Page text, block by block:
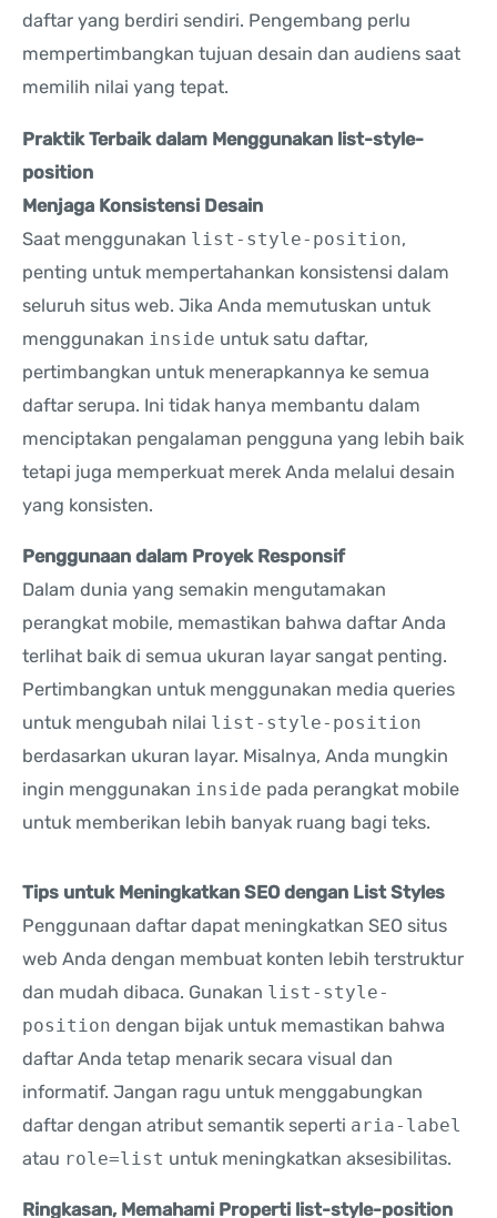
daftar yang berdiri sendiri. Pengembang perlu
mempertimbangkan tujuan desain dan audiens saat
memilih nilai yang tepat.
Praktik Terbaik dalam Menggunakan list-style-
position
Menjaga Konsistensi Desain
Saat menggunakan list-style-position,
penting untuk mempertahankan konsistensi dalam
seluruh situs web. Jika Anda memutuskan untuk
menggunakan inside untuk satu daftar,
pertimbangkan untuk menerapkannya ke semua
daftar serupa. Ini tidak hanya membantu dalam
menciptakan pengalaman pengguna yang lebih baik
tetapi juga memperkuat merek Anda melalui desain
yang konsisten.
Penggunaan dalam Proyek Responsif
Dalam dunia yang semakin mengutamakan
perangkat mobile, memastikan bahwa daftar Anda
terlihat baik di semua ukuran layar sangat penting.
Pertimbangkan untuk menggunakan media queries
untuk mengubah nilai list-style-position
berdasarkan ukuran layar. Misalnya, Anda mungkin
ingin menggunakan inside pada perangkat mobile
untuk memberikan lebih banyak ruang bagi teks.
Tips untuk Meningkatkan SEO dengan List Styles
Penggunaan daftar dapat meningkatkan SEO situs
web Anda dengan membuat konten lebih terstruktur
dan mudah dibaca. Gunakan list-style-
position dengan bijak untuk memastikan bahwa
daftar Anda tetap menarik secara visual dan
informatif. Jangan ragu untuk menggabungkan
daftar dengan atribut semantik seperti aria-label
atau role=list untuk meningkatkan aksesibilitas.
Ringkasan, Memahami Properti list-style-position